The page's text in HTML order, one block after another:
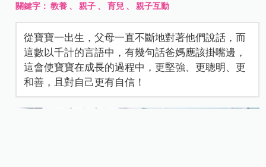
關鍵字：教養 、親子 、育兒 、親子互動
從寶寶一出生，父母一直不斷地對著他們說話，而
這數以千計的言語中，有幾句話爸媽應該掛嘴邊，
這會使寶寶在成長的過程中，更堅強、更聰明、更
和善，且對自己更有自信！